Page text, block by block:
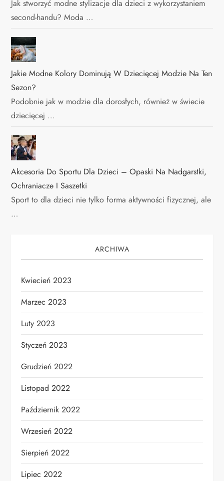
Jak stworzyć modne stylizacje dla dzieci z wykorzystaniem
second-handu? Moda …
Jakie Modne Kolory Dominują W Dziecięcej Modzie Na Ten
Sezon?
Podobnie jak w modzie dla dorosłych, również w świecie
dziecięcej …
Akcesoria Do Sportu Dla Dzieci – Opaski Na Nadgarstki,
Ochraniacze I Saszetki
Sport to dla dzieci nie tylko forma aktywności fizycznej, ale
…
ARCHIWA
Kwiecień 2023
Marzec 2023
Luty 2023
Styczeń 2023
Grudzień 2022
Listopad 2022
Październik 2022
Wrzesień 2022
Sierpień 2022
Lipiec 2022